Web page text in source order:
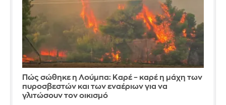
Πώς σώθηκε η Λούμπα: Καρέ – καρέ η μάχη των
πυροσβεστών και των εναέριων για να
γλιτώσουν τον οικισμό